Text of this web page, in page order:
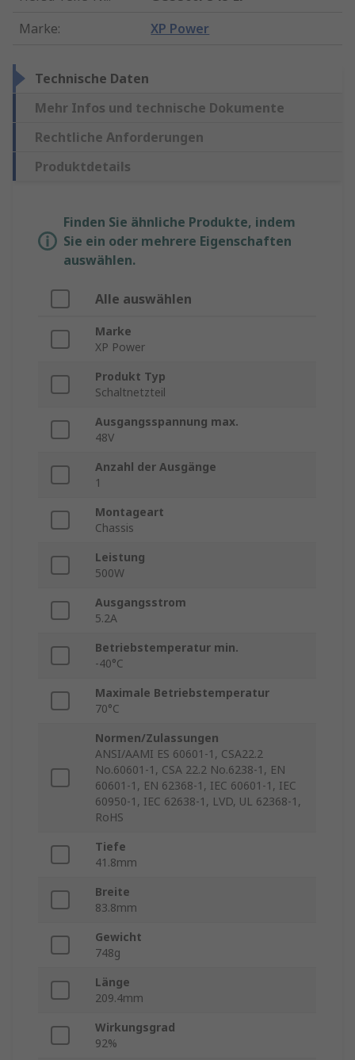
Marke: XP Power
Technische Daten
Mehr Infos und technische Dokumente
Rechtliche Anforderungen
Produktdetails
Finden Sie ähnliche Produkte, indem
Sie ein oder mehrere Eigenschaften
auswählen.
Alle auswählen
Marke
XP Power
Produkt Typ
Schaltnetzteil
Ausgangsspannung max.
48V
Anzahl der Ausgänge
1
Montageart
Chassis
Leistung
500W
Ausgangsstrom
5.2A
Betriebstemperatur min.
-40°C
Maximale Betriebstemperatur
70°C
Normen/Zulassungen
ANSI/AAMI ES 60601-1, CSA22.2
No.60601-1, CSA 22.2 No.6238-1, EN
60601-1, EN 62368-1, IEC 60601-1, IEC
60950-1, IEC 62638-1, LVD, UL 62368-1,
RoHS
Tiefe
41.8mm
Breite
83.8mm
Gewicht
748g
Länge
209.4mm
Wirkungsgrad
92%